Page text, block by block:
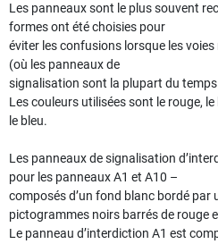
Les panneaux sont le plus souvent
formes ont été choisies pour
éviter les confusions lorsque les
(où les panneaux de
signalisation sont la plupart du
Les couleurs utilisées sont le rouge,
le bleu.
Les panneaux de signalisation
pour les panneaux A1 et A10 –
composés d’un fond blanc bordé par
pictogrammes noirs barrés de rouge
Le panneau d’interdiction A1 est